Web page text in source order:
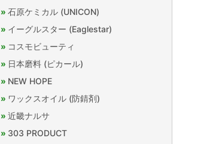
石原ケミカル (UNICON)
イーグルスター (Eaglestar)
コスモビューティ
日本磨料 (ピカール)
NEW HOPE
ワックスオイル (防錆剤)
近畿ナルサ
303 PRODUCT